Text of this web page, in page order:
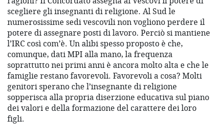
scegliere gli insegnanti di religione. Al Sud le
numerosissime sedi vescovili non vogliono perdere il
potere di assegnare posti di lavoro. Perciò si mantiene
l’IRC così com’è. Un alibi spesso proposto è che,
comunque, dati MPI alla mano, la frequenza
soprattutto nei primi anni è ancora molto alta e che le
famiglie restano favorevoli. Favorevoli a cosa? Molti
genitori sperano che l’insegnante di religione
sopperisca alla propria diserzione educativa sul piano
dei valori e della formazione del carattere dei loro
figli.